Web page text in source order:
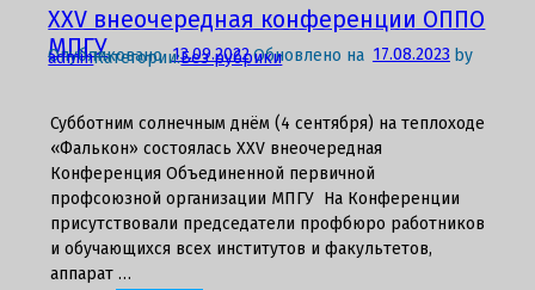
комитет
объявляет
о
заявлений
на
участие
в
конкурсе
претендентов
XXV внеочередная конференции ОППО
МПГУ
Опубликовано 13.09.2022 Обновлено на 17.08.2023 by
adminКатегории:Без рубрики
Субботним солнечным днём (4 сентября) на теплоходе
«Фалькон» состоялась XXV внеочередная
Конференция Объединенной первичной
профсоюзной организации МПГУ На Конференции
присутствовали председатели профбюро работников
и обучающихся всех институтов и факультетов,
аппарат …